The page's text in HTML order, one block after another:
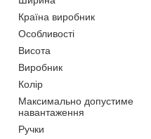
Країна виробник
Особливості
Висота
Виробник
Колір
Максимально допустиме
навантаження
Ручки